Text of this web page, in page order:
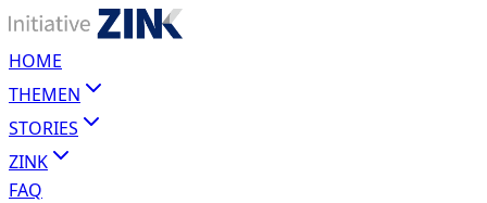
HOME
THEMEN
STORIES
ZINK
FAQ